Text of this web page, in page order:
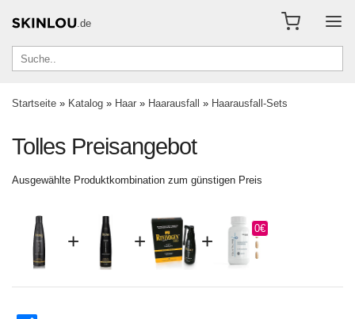
.de
Startseite » Katalog » Haar » Haarausfall » Haarausfall-Sets
Tolles Preisangebot
Ausgewählte Produktkombination zum günstigen Preis
+ + +
0€